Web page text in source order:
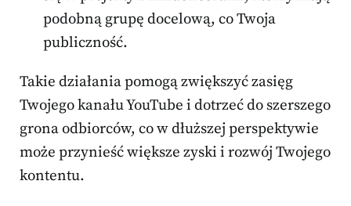
podobną grupę docelową, co Twoja
publiczność.
Takie działania pomogą zwiększyć zasięg
Twojego kanału YouTube i dotrzeć do szerszego
grona odbiorców, co w dłuższej perspektywie
może przynieść większe zyski i rozwój Twojego
kontentu.